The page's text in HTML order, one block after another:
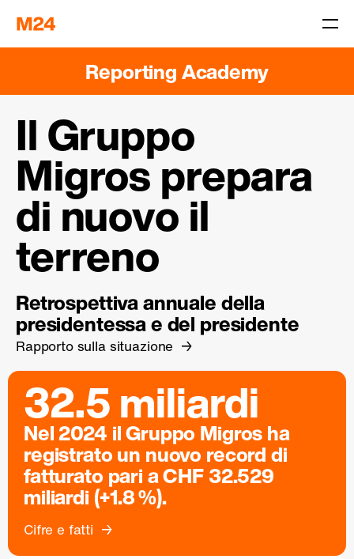
Reporting Academy
Il Gruppo
Migros prepara
di nuovo il
terreno
Retrospettiva annuale della
presidentessa e del presidente
Rapporto sulla situazione
32.5 miliardi
Nel 2024 il Gruppo Migros ha
registrato un nuovo record di
fatturato pari a CHF 32.529
miliardi (+1.8 %).
Cifre e fatti